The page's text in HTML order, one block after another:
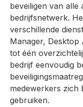
beveiligen van
bedrijfsnetwerk.
verschillende
Manager,
tot één
bedrijf eenvoudig
medewerkers zich
gebruiken.